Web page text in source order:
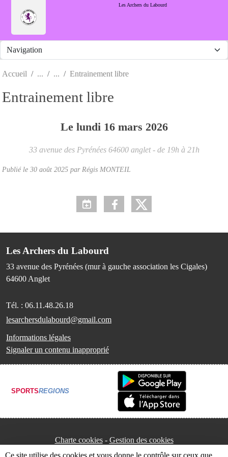
Les Archers du Labourd
Accueil Entrainement libre
Entrainement libre
Le lundi 16 mars 2026
33 avenue des Pyrénées 64600 anglet - de 19h à 21h
Publié le 30 août 2025 par Régis MONTEIL
Les Archers du Labourd
33 avenue des Pyrénées (mur à gauche association les Cigales)
64600 Anglet
Tél. : 06.11.48.26.18
lesarchersdulabourd@gmail.com
Informations légales
Signaler un contenu inapproprié
SPORTSREGIONS
Charte cookies Gestion des cookies
Ce site utilise des cookies et vous donne le contrôle sur ceux que